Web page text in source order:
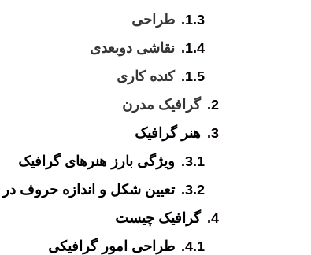
طراحی
نقاشی دوبعدی
کنده کاری
گرافیک مدرن
هنر گرافیک
ویژگی بارز هنرهای گرافیک
تعیین شکل و اندازه حروف
گرافیک چیست
طراحی امور گرافیکی